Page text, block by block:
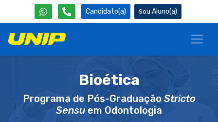
Candidato(a) Aluno(a)
Bioética
Programa de Pós-Graduação Stricto
Sensu em Odontologia